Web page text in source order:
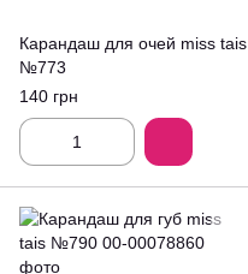
Карандаш для очей miss tais
№773
140 грн